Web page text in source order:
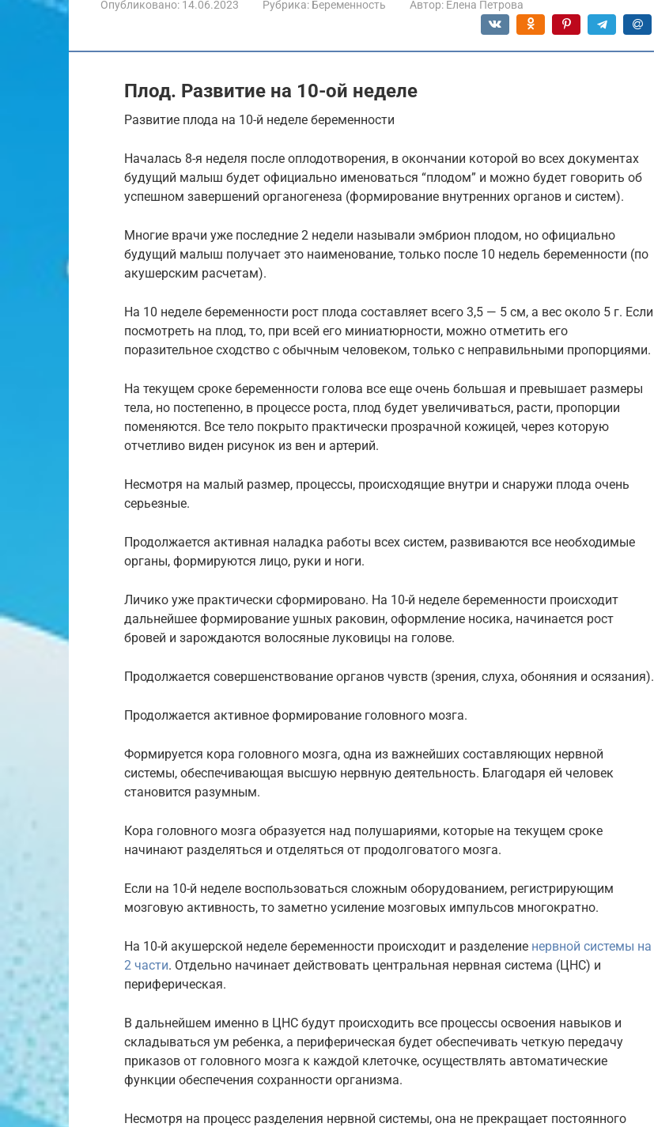
Опубликовано: 14.06.2023 Рубрика: Беременность Автор: Елена Петрова
Плод. Развитие на 10-ой неделе
Развитие плода на 10-й неделе беременности
Началась 8-я неделя после оплодотворения, в окончании которой во всех документах
будущий малыш будет официально именоваться “плодом” и можно будет говорить об
успешном завершений органогенеза (формирование внутренних органов и систем).
Многие врачи уже последние 2 недели называли эмбрион плодом, но официально
будущий малыш получает это наименование, только после 10 недель беременности (по
акушерским расчетам).
На 10 неделе беременности рост плода составляет всего 3,5 — 5 см, а вес около 5 г. Если
посмотреть на плод, то, при всей его миниатюрности, можно отметить его
поразительное сходство с обычным человеком, только с неправильными пропорциями.
На текущем сроке беременности голова все еще очень большая и превышает размеры
тела, но постепенно, в процессе роста, плод будет увеличиваться, расти, пропорции
поменяются. Все тело покрыто практически прозрачной кожицей, через которую
отчетливо виден рисунок из вен и артерий.
Несмотря на малый размер, процессы, происходящие внутри и снаружи плода очень
серьезные.
Продолжается активная наладка работы всех систем, развиваются все необходимые
органы, формируются лицо, руки и ноги.
Личико уже практически сформировано. На 10-й неделе беременности происходит
дальнейшее формирование ушных раковин, оформление носика, начинается рост
бровей и зарождаются волосяные луковицы на голове.
Продолжается совершенствование органов чувств (зрения, слуха, обоняния и осязания).
Продолжается активное формирование головного мозга.
Формируется кора головного мозга, одна из важнейших составляющих нервной
системы, обеспечивающая высшую нервную деятельность. Благодаря ей человек
становится разумным.
Кора головного мозга образуется над полушариями, которые на текущем сроке
начинают разделяться и отделяться от продолговатого мозга.
Если на 10-й неделе воспользоваться сложным оборудованием, регистрирующим
мозговую активность, то заметно усиление мозговых импульсов многократно.
На 10-й акушерской неделе беременности происходит и разделение нервной системы на
2 части. Отдельно начинает действовать центральная нервная система (ЦНС) и
периферическая.
В дальнейшем именно в ЦНС будут происходить все процессы освоения навыков и
складываться ум ребенка, а периферическая будет обеспечивать четкую передачу
приказов от головного мозга к каждой клеточке, осуществлять автоматические
функции обеспечения сохранности организма.
Несмотря на процесс разделения нервной системы, она не прекращает постоянного